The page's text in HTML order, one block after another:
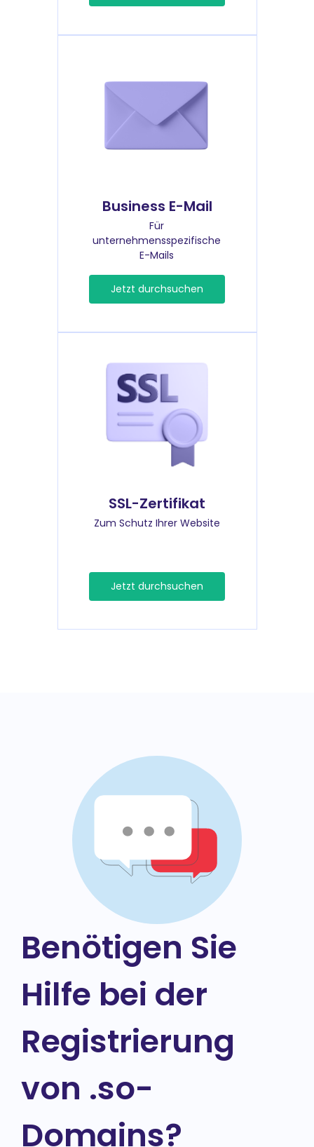
Business E-Mail
Für
unternehmensspezifische
E-Mails
Jetzt durchsuchen
SSL-Zertifikat
Zum Schutz Ihrer Website
Jetzt durchsuchen
Benötigen Sie
Hilfe bei der
Registrierung
von .so-
Domains?